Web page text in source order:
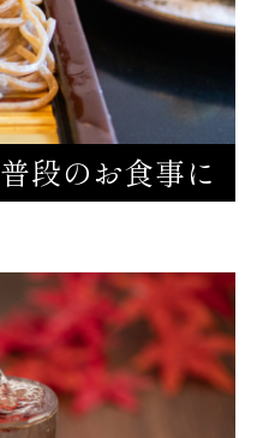
普段のお食事に